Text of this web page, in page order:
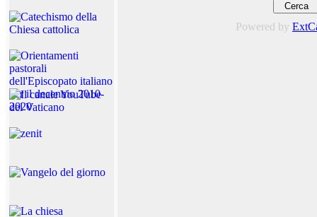
Powered by